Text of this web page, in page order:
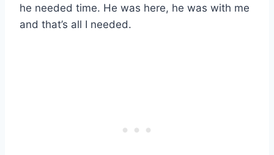
he needed time. He was here, he was with me
and that’s all I needed.